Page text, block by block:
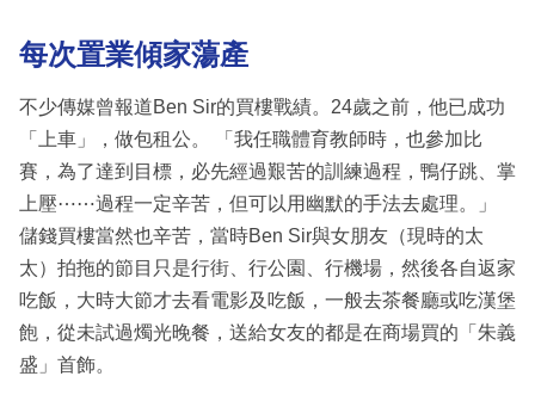
每次置業傾家蕩產
不少傳媒曾報道Ben Sir的買樓戰績。24歲之前，他已成功
「上車」，做包租公。 「我任職體育教師時，也參加比
賽，為了達到目標，必先經過艱苦的訓練過程，鴨仔跳、掌
上壓⋯⋯過程一定辛苦，但可以用幽默的手法去處理。」
儲錢買樓當然也辛苦，當時Ben Sir與女朋友（現時的太
太）拍拖的節目只是行街、行公園、行機場，然後各自返家
吃飯，大時大節才去看電影及吃飯，一般去茶餐廳或吃漢堡
飽，從未試過燭光晚餐，送給女友的都是在商場買的「朱義
盛」首飾。